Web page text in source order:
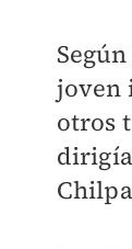
joven
otros